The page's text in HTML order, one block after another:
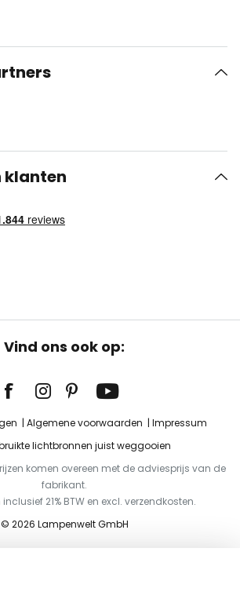
klanten
Vind ons ook op:
Algemene voorwaarden
Impressum
lichtbronnen juist weggooien
komen overeen met de adviesprijs van de
fabrikant.
21% BTW en excl. verzendkosten.
© 2026 Lampenwelt GmbH